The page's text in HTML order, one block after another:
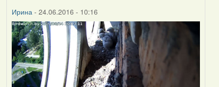
Ирина- 24.06.2016 - 10:16